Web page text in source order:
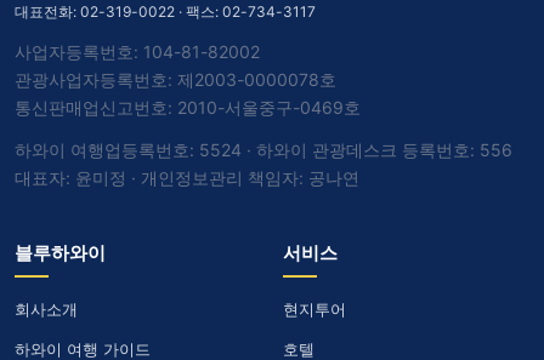
대표전화: 02-319-0022 · 팩스: 02-734-3117
사업자등록번호: 104-81-82002
관광사업자등록번호: 제2003-0000078호
통신판매업신고번호: 2010-서울중구-0469호
하와이 여행업등록번호: 5524 · 하와이 관광데스크 등록번호: 556
대표자: 윤미정 · 개인정보관리 책임자: 공나연
블루하와이
회사소개
하와이 여행 가이드
서비스
현지투어
호텔